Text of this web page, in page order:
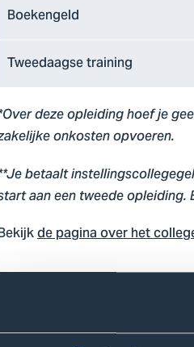
Boekengeld
Tweedaagse training
deze opleiding hoef je
onkosten opvoeren.
betaalt
aan een tweede
de pagina over het